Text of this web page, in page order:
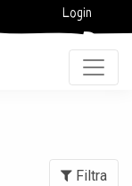
Login
Filtra